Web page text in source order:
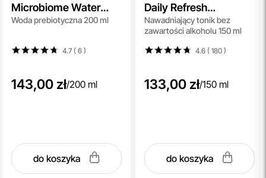
Microbiome Water
Prebiotic Repair Toner
Woda prebiotyczna 200 ml
4.7 ( 6)
143,00 zł/200 ml
do koszyka
Daily Refresh
Balancing Toner
Nawadniający tonik bez
zawartości alkoholu 150 ml
4.6 ( 180)
133,00 zł/150 ml
do koszyka